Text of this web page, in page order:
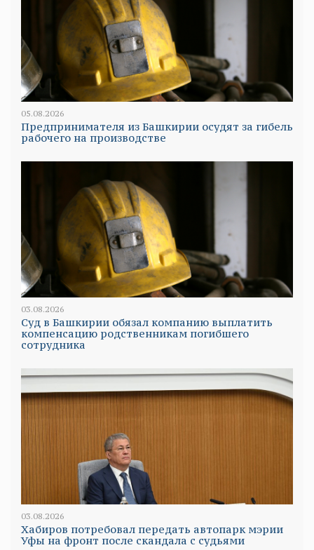
05.08.2026
Предпринимателя из Башкирии осудят за гибель
рабочего на производстве
03.08.2026
Суд в Башкирии обязал компанию выплатить
компенсацию родственникам погибшего
сотрудника
03.08.2026
Хабиров потребовал передать автопарк мэрии
Уфы на фронт после скандала с судьями